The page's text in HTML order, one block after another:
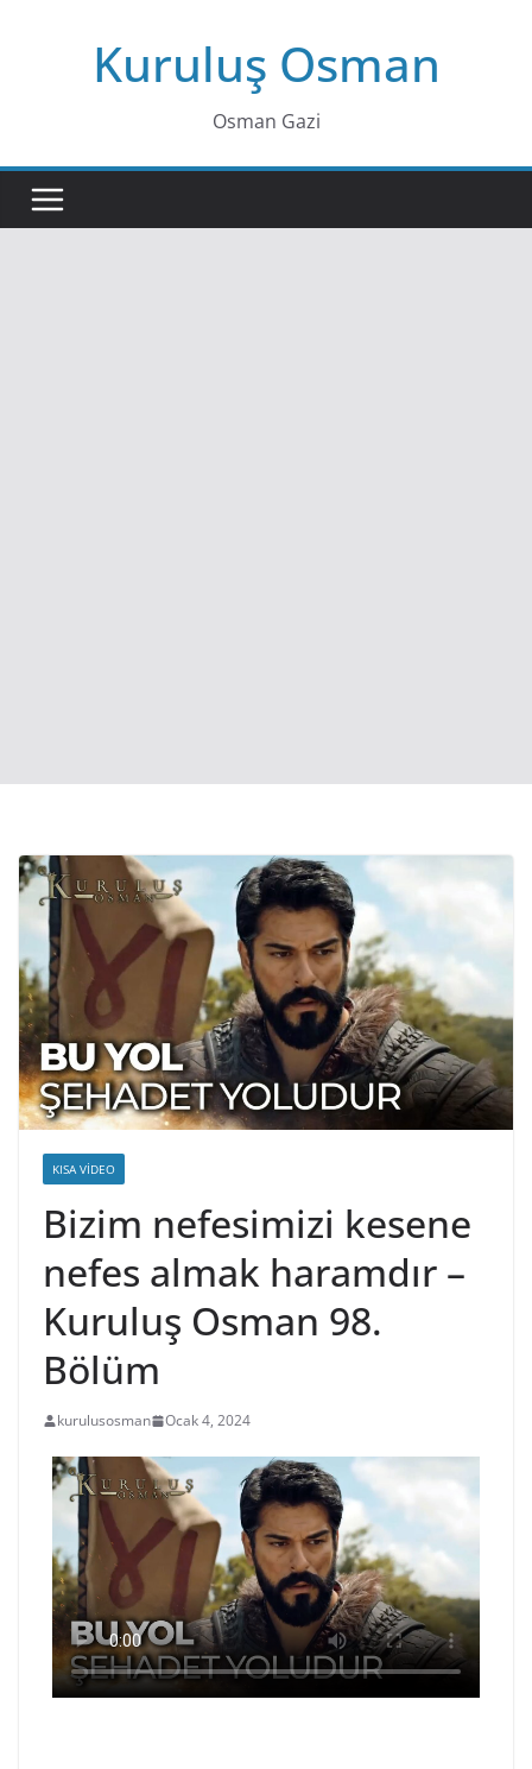
Kuruluş Osman
Osman Gazi
KISA VIDEO
Bizim nefesimizi kesene
nefes almak haramdır –
Kuruluş Osman 98.
Bölüm
kurulusosman Ocak 4, 2024